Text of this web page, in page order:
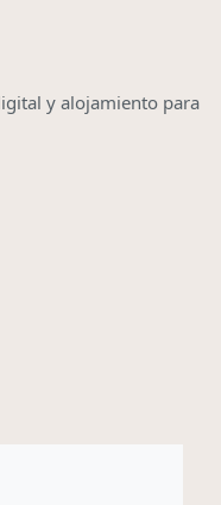
y alojamiento para